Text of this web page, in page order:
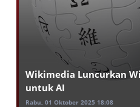
Wikimedia Luncurkan
untuk AI
Rabu, 01 Oktober 2025 18:08